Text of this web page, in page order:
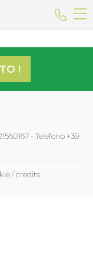
!
- Telefono +39
/credits